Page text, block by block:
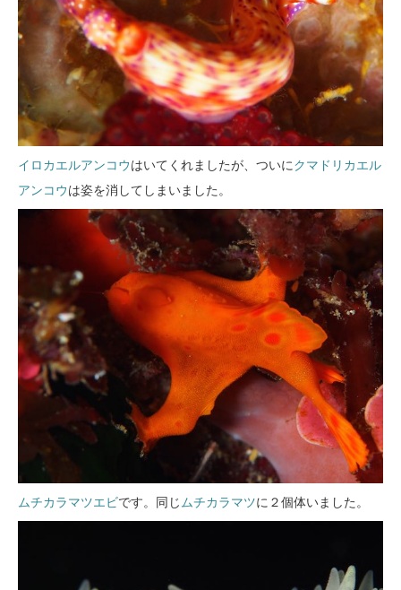
イロカエルアンコウはいてくれましたが、ついにクマドリカエル
アンコウは姿を消してしまいました。
ムチカラマツエビです。同じムチカラマツに２個体いました。